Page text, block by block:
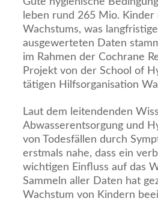
leben rund 265 Mio.
Wachstums, was
ausgewerteten Daten
im Rahmen der Cochrane
Projekt von der School of
tätigen Hilfsorganisation
Laut dem leitendenden
Abwasserentsorgung und
von Todesfällen durch
erstmals nahe, dass ein
wichtigen Einfluss auf das
Sammeln aller Daten hat
Wachstum von Kindern